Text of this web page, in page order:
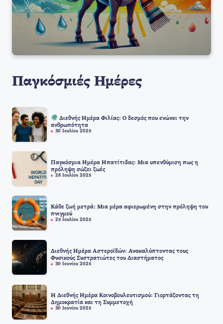
Παγκόσμιές Ημέρες
Διεθνής Ημέρα Φιλίας: Ο δεσμός που ενώνει την
ανθρωπότητα
30 Ιουλίου 2025
Παγκόσμια Ημέρα Ηπατίτιδας: Μια υπενθύμιση πως η
πρόληψη σώζει ζωές
28 Ιουλίου 2025
Κάθε ζωή μετρά: Μια μέρα αφιερωμένη στην πρόληψη του
πνιγμού
25 Ιουλίου 2025
Διεθνής Ημέρα Αστεροϊδών: Ανακαλύπτοντας τους
Φυσικούς Συστρατιώτες του Διαστήματος
30 Ιουνίου 2025
Η Διεθνής Ημέρα Κοινοβουλευτισμού: Γιορτάζοντας τη
Δημοκρατία και τη Συμμετοχή
30 Ιουνίου 2025